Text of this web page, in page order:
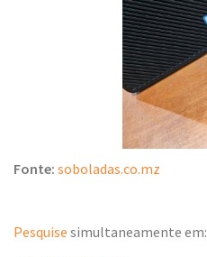
Fonte: soboladas.co.mz
Pesquise simultaneamente em: